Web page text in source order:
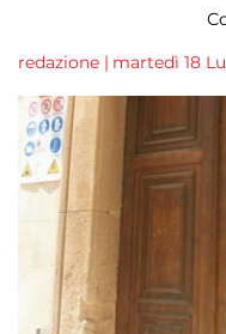
redazione | martedì 18